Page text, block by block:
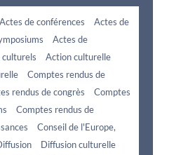
Actes de conférences
Actes de
Actes de
Action culturelle
Comptes rendus de
rendus de congrès
Comptes
Comptes rendus de
Conseil de l'Europe,
Diffusion culturelle